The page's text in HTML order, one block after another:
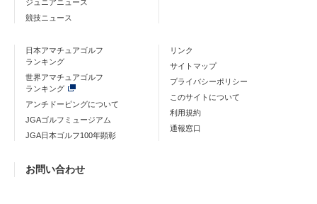
ジュニアニュース
競技ニュース
日本アマチュアゴルフ
ランキング
世界アマチュアゴルフ
ランキング
アンチドーピングについて
JGAゴルフミュージアム
JGA日本ゴルフ100年顕彰
リンク
サイトマップ
プライバシーポリシー
このサイトについて
利用規約
通報窓口
お問い合わせ